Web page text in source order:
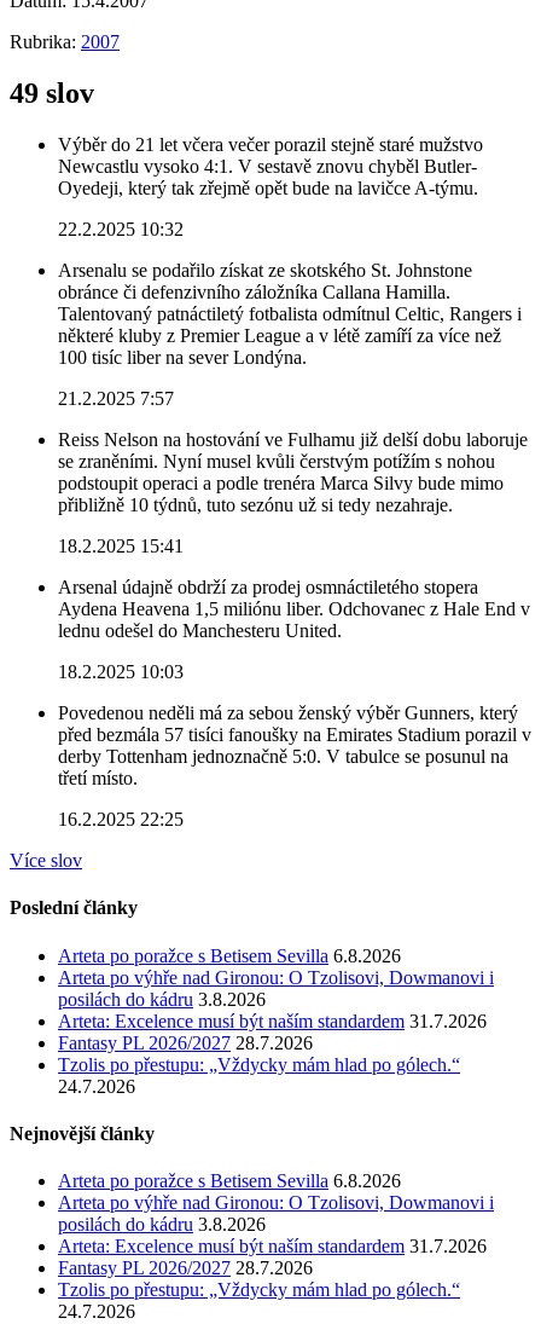
Rubrika: 2007
49 slov
Výběr do 21 let včera večer porazil stejně staré mužstvo
Newcastlu vysoko 4:1. V sestavě znovu chyběl Butler-
Oyedeji, který tak zřejmě opět bude na lavičce A-týmu.
22.2.2025 10:32
Arsenalu se podařilo získat ze skotského St. Johnstone
obránce či defenzivního záložníka Callana Hamilla.
Talentovaný patnáctiletý fotbalista odmítnul Celtic, Rangers i
některé kluby z Premier League a v létě zamíří za více než
100 tisíc liber na sever Londýna.
21.2.2025 7:57
Reiss Nelson na hostování ve Fulhamu již delší dobu laboruje
se zraněními. Nyní musel kvůli čerstvým potížím s nohou
podstoupit operaci a podle trenéra Marca Silvy bude mimo
přibližně 10 týdnů, tuto sezónu už si tedy nezahraje.
18.2.2025 15:41
Arsenal údajně obdrží za prodej osmnáctiletého stopera
Aydena Heavena 1,5 miliónu liber. Odchovanec z Hale End v
lednu odešel do Manchesteru United.
18.2.2025 10:03
Povedenou neděli má za sebou ženský výběr Gunners, který
před bezmála 57 tisíci fanoušky na Emirates Stadium porazil v
derby Tottenham jednoznačně 5:0. V tabulce se posunul na
třetí místo.
16.2.2025 22:25
Více slov
Poslední články
Arteta po poražce s Betisem Sevilla 6.8.2026
Arteta po výhře nad Gironou: O Tzolisovi, Dowmanovi i
posilách do kádru 3.8.2026
Arteta: Excelence musí být naším standardem 31.7.2026
Fantasy PL 2026/2027 28.7.2026
Tzolis po přestupu: „Vždycky mám hlad po gólech.“
24.7.2026
Nejnovější články
Arteta po poražce s Betisem Sevilla 6.8.2026
Arteta po výhře nad Gironou: O Tzolisovi, Dowmanovi i
posilách do kádru 3.8.2026
Arteta: Excelence musí být naším standardem 31.7.2026
Fantasy PL 2026/2027 28.7.2026
Tzolis po přestupu: „Vždycky mám hlad po gólech.“
24.7.2026